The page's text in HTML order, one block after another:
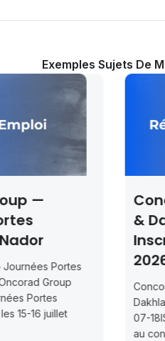
Exemples Sujets De
Concours ISMAC
& Dakhla 2026-2027 —
Inscription Jusqu’au
2026-07-18
Concours d’accès L1 ISMAC Rabat
Dakhla — Inscription jusqu’au
07-18ISMAC ouvre les
au concours d’accès en L1 pour...